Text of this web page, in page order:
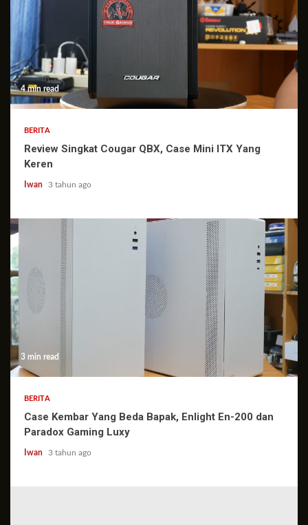
4 min read
BERITA
Review Singkat Cougar QBX, Case Mini ITX Yang
Keren
Iwan 3 tahun ago
3 min read
BERITA
Case Kembar Yang Beda Bapak, Enlight En-200 dan
Paradox Gaming Luxy
Iwan 3 tahun ago